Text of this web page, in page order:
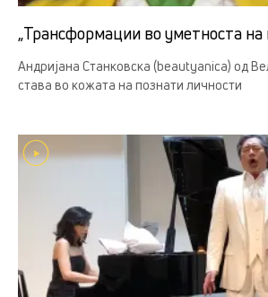
„Трансформации во уметноста
Андријана Станковска (beautyanica) од
става во кожата на познати личности